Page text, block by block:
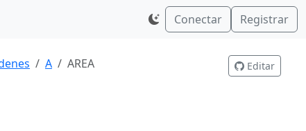
Conectar Registrar
A AREA Editar